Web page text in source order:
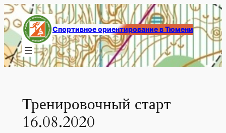
Перейти
к
содержимому
Спортивное ориентирование в Тюмени
Тренировочный старт
16.08.2020